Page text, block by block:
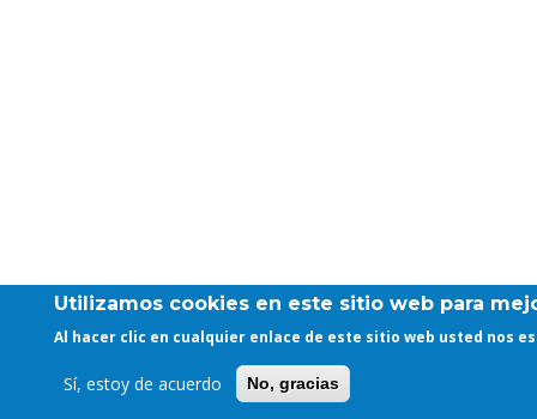
Utilizamos cookies en este sitio web para
Al hacer clic en cualquier enlace de este sitio web usted nos
Sí, estoy de acuerdo No, gracias